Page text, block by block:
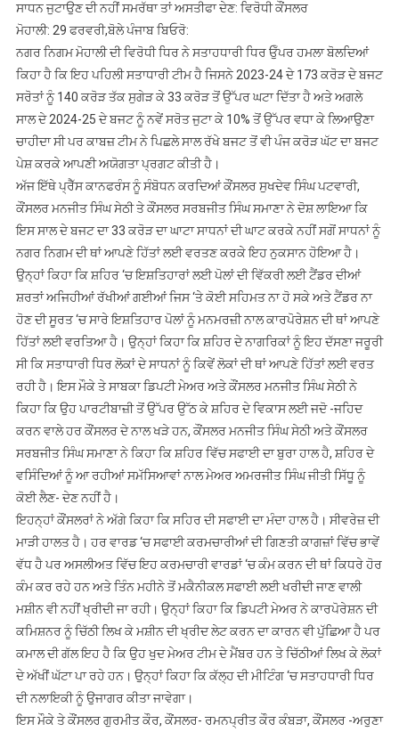
ਸਾਲ
ਬਜਟ
ਪੇਸ਼
ਕਰਕੇ
ਅਯੋਗਤਾ
ਦਿਖਾਈ
ਸਾਧਨ ਜੁਟਾਉਣ ਦੀ ਨਹੀਂ ਸਮਰੱਥਾ ਤਾਂ ਅਸਤੀਫਾ ਦੇਣ: ਵਿਰੋਧੀ ਕੌਂਸਲਰ
ਮੋਹਾਲੀ: 29 ਫਰਵਰੀ,ਬੋਲੇ ਪੰਜਾਬ ਬਿਓਰੋ:
ਨਗਰ ਨਿਗਮ ਮੋਹਾਲੀ ਦੀ ਵਿਰੋਧੀ ਧਿਰ ਨੇ ਸਤਾਹਧਾਰੀ ਧਿਰ ਓੁੱਪਰ ਹਮਲਾ ਬੋਲਦਿਆਂ
ਕਿਹਾ ਹੈ ਕਿ ਇਹ ਪਹਿਲੀ ਸਤਾਧਾਰੀ ਟੀਮ ਹੈ ਜਿਸਨੇ 2023-24 ਦੇ 173 ਕਰੋੜ ਦੇ ਬਜਟ
ਸਰੋਤਾਂ ਨੂੰ 140 ਕਰੋੜ ਤੱਕ ਸੁਗੇੜ ਕੇ 33 ਕਰੋੜ ਤੋਂ ਉੱਪਰ ਘਟਾ ਦਿੱਤਾ ਹੈ ਅਤੇ ਅਗਲੇ
ਸਾਲ ਦੇ 2024-25 ਦੇ ਬਜਟ ਨੂੰ ਨਵੇਂ ਸਰੋਤ ਜੁਟਾ ਕੇ 10% ਤੋਂ ਉੱਪਰ ਵਧਾ ਕੇ ਲਿਆਉਣਾ
ਚਾਹੀਦਾ ਸੀ ਪਰ ਕਾਬਜ਼ ਟੀਮ ਨੇ ਪਿਛਲੇ ਸਾਲ ਰੱਖੇ ਬਜਟ ਤੋਂ ਵੀ ਪੰਜ ਕਰੋੜ ਘੱਟ ਦਾ ਬਜਟ
ਪੇਸ਼ ਕਰਕੇ ਆਪਣੀ ਅਯੋਗਤਾ ਪ੍ਰਗਟ ਕੀਤੀ ਹੈ।
ਅੱਜ ਇੱਥੇ ਪ੍ਰੈੱਸ ਕਾਨਫਰੰਸ ਨੂੰ ਸੰਬੋਧਨ ਕਰਦਿਆਂ ਕੌਂਸਲਰ ਸੁਖਦੇਵ ਸਿੰਘ ਪਟਵਾਰੀ,
ਕੌਂਸਲਰ ਮਨਜੀਤ ਸਿੰਘ ਸੇਠੀ ਤੇ ਕੌਂਸਲਰ ਸਰਬਜੀਤ ਸਿੰਘ ਸਮਾਣਾ ਨੇ ਦੋਸ਼ ਲਾਇਆ ਕਿ
ਇਸ ਸਾਲ ਦੇ ਬਜਟ ਦਾ 33 ਕਰੋੜ ਦਾ ਘਾਟਾ ਸਾਧਨਾਂ ਦੀ ਘਾਟ ਕਰਕੇ ਨਹੀਂ ਸਗੋਂ ਸਾਧਨਾਂ ਨੂੰ
ਨਗਰ ਨਿਗਮ ਦੀ ਥਾਂ ਆਪਣੇ ਹਿੱਤਾਂ ਲਈ ਵਰਤਣ ਕਰਕੇ ਇਹ ਨੁਕਸਾਨ ਹੋਇਆ ਹੈ।
ਉਨ੍ਹਾਂ ਕਿਹਾ ਕਿ ਸ਼ਹਿਰ ‘ਚ ਇਸ਼ਤਿਹਾਰਾਂ ਲਈ ਪੋਲਾਂ ਦੀ ਵਿੱਕਰੀ ਲਈ ਟੈਂਡਰ ਦੀਆਂ
ਸ਼ਰਤਾਂ ਅਜਿਹੀਆਂ ਰੱਖੀਆਂ ਗਈਆਂ ਜਿਸ ‘ਤੇ ਕੋਈ ਸਹਿਮਤ ਨਾ ਹੋ ਸਕੇ ਅਤੇ ਟੈਂਡਰ ਨਾ
ਹੋਣ ਦੀ ਸੂਰਤ ‘ਚ ਸਾਰੇ ਇਸ਼ਤਿਹਾਰ ਪੋਲਾਂ ਨੂੰ ਮਨਮਰਜ਼ੀ ਨਾਲ ਕਾਰਪੋਰੇਸ਼ਨ ਦੀ ਥਾਂ ਆਪਣੇ
ਹਿੱਤਾਂ ਲਈ ਵਰਤਿਆ ਹੈ। ਉਨ੍ਹਾਂ ਕਿਹਾ ਕਿ ਸ਼ਹਿਰ ਦੇ ਨਾਗਰਿਕਾਂ ਨੂੰ ਇਹ ਦੱਸਣਾ ਜਰੂਰੀ
ਸੀ ਕਿ ਸਤਾਧਾਰੀ ਧਿਰ ਲੋਕਾਂ ਦੇ ਸਾਧਨਾਂ ਨੂੰ ਕਿਵੇਂ ਲੋਕਾਂ ਦੀ ਥਾਂ ਆਪਣੇ ਹਿੱਤਾਂ ਲਈ ਵਰਤ
ਰਹੀ ਹੈ। ਇਸ ਮੌਕੇ ਤੇ ਸਾਬਕਾ ਡਿਪਟੀ ਮੇਅਰ ਅਤੇ ਕੌਂਸਲਰ ਮਨਜੀਤ ਸਿੰਘ ਸੇਠੀ ਨੇ
ਕਿਹਾ ਕਿ ਉਹ ਪਾਰਟੀਬਾਜ਼ੀ ਤੋਂ ਉੱਪਰ ਉੱਠ ਕੇ ਸ਼ਹਿਰ ਦੇ ਵਿਕਾਸ ਲਈ ਜਦੋ -ਜਹਿਦ
ਕਰਨ ਵਾਲੇ ਹਰ ਕੌਂਸਲਰ ਦੇ ਨਾਲ ਖੜੇ ਹਨ, ਕੌਂਸਲਰ ਮਨਜੀਤ ਸਿੰਘ ਸੇਠੀ ਅਤੇ ਕੌਂਸਲਰ
ਸਰਬਜੀਤ ਸਿੰਘ ਸਮਾਣਾ ਨੇ ਕਿਹਾ ਕਿ ਸ਼ਹਿਰ ਵਿੱਚ ਸਫਾਈ ਦਾ ਬੁਰਾ ਹਾਲ ਹੈ, ਸ਼ਹਿਰ ਦੇ
ਵਸਿੰਦਿਆਂ ਨੂੰ ਆ ਰਹੀਆਂ ਸਮੱਸਿਆਵਾਂ ਨਾਲ ਮੇਅਰ ਅਮਰਜੀਤ ਸਿੰਘ ਜੀਤੀ ਸਿੱਧੂ ਨੂੰ
ਕੋਈ ਲੈਣ- ਦੇਣ ਨਹੀਂ ਹੈ।
ਇਹਨ੍ਹਾਂ ਕੌਂਸਲਰਾਂ ਨੇ ਅੱਗੇ ਕਿਹਾ ਕਿ ਸਹਿਰ ਦੀ ਸਫਾਈ ਦਾ ਮੰਦਾ ਹਾਲ ਹੈ। ਸੀਵਰੇਜ਼ ਦੀ
ਮਾੜੀ ਹਾਲਤ ਹੈ। ਹਰ ਵਾਰਡ ‘ਚ ਸਫਾਈ ਕਰਮਚਾਰੀਆਂ ਦੀ ਗਿਣਤੀ ਕਾਗਜ਼ਾਂ ਵਿੱਚ ਭਾਵੇਂ
ਵੱਧ ਹੈ ਪਰ ਅਸਲੀਅਤ ਵਿੱਚ ਇਹ ਕਰਮਚਾਰੀ ਵਾਰਡਾਂ ‘ਚ ਕੰਮ ਕਰਨ ਦੀ ਥਾਂ ਕਿਧਰੇ ਹੋਰ
ਕੰਮ ਕਰ ਰਹੇ ਹਨ ਅਤੇ ਤਿੰਨ ਮਹੀਨੇ ਤੋਂ ਮਕੈਨੀਕਲ ਸਫਾਈ ਲਈ ਖਰੀਦੀ ਜਾਣ ਵਾਲੀ
ਮਸ਼ੀਨ ਵੀ ਨਹੀਂ ਖ੍ਰੀਦੀ ਜਾ ਰਹੀ। ਉਨ੍ਹਾਂ ਕਿਹਾ ਕਿ ਡਿਪਟੀ ਮੇਅਰ ਨੇ ਕਾਰਪੋਰੇਸ਼ਨ ਦੀ
ਕਮਿਸ਼ਨਰ ਨੂੰ ਚਿੱਠੀ ਲਿਖ ਕੇ ਮਸ਼ੀਨ ਦੀ ਖ੍ਰੀਦ ਲੇਟ ਕਰਨ ਦਾ ਕਾਰਨ ਵੀ ਪੁੱਛਿਆ ਹੈ ਪਰ
ਕਮਾਲ ਦੀ ਗੱਲ ਇਹ ਹੈ ਕਿ ਉਹ ਖੁਦ ਮੇਅਰ ਟੀਮ ਦੇ ਮੈਂਬਰ ਹਨ ਤੇ ਚਿੱਠੀਆਂ ਲਿਖ ਕੇ ਲੋਕਾਂ
ਦੇ ਅੱਖੀਂ ਘੱਟਾ ਪਾ ਰਹੇ ਹਨ। ਉਨ੍ਹਾਂ ਕਿਹਾ ਕਿ ਕੱਲ੍ਹ ਦੀ ਮੀਟਿੰਗ ‘ਚ ਸਤਾਹਧਾਰੀ ਧਿਰ
ਦੀ ਨਲਾਇਕੀ ਨੂੰ ਉਜਾਗਰ ਕੀਤਾ ਜਾਵੇਗਾ।
ਇਸ ਮੌਕੇ ਤੇ ਕੌਂਸਲਰ ਗੁਰਮੀਤ ਕੌਰ, ਕੌਂਸਲਰ- ਰਮਨਪ੍ਰੀਤ ਕੌਰ ਕੰਬੜਾ, ਕੌਂਸਲਰ -ਅਰੁਣਾ